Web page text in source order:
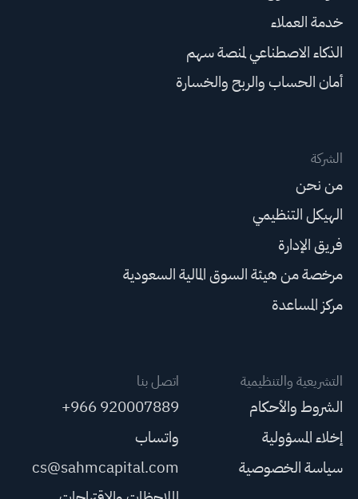
خدمة العملاء
الذكاء الاصطناعي لمنصة سهم
أمان الحساب والربح والخسارة
الشركة
من نحن
الهيكل التنظيمي
فريق الإدارة
مرخصة من هيئة السوق المالية السعودية
مركز المساعدة
التشريعية والتنظيمية
الشروط والأحكام
إخلاء المسؤولية
سياسة الخصوصية
اتصل بنا
+966 920007889
واتساب
cs@sahmcapital.com